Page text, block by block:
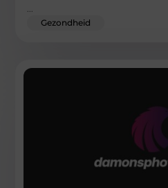
...
Gezondheid